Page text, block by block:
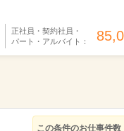
正社員・契約社員・
パート・アルバイト：
この条件のお仕事件数